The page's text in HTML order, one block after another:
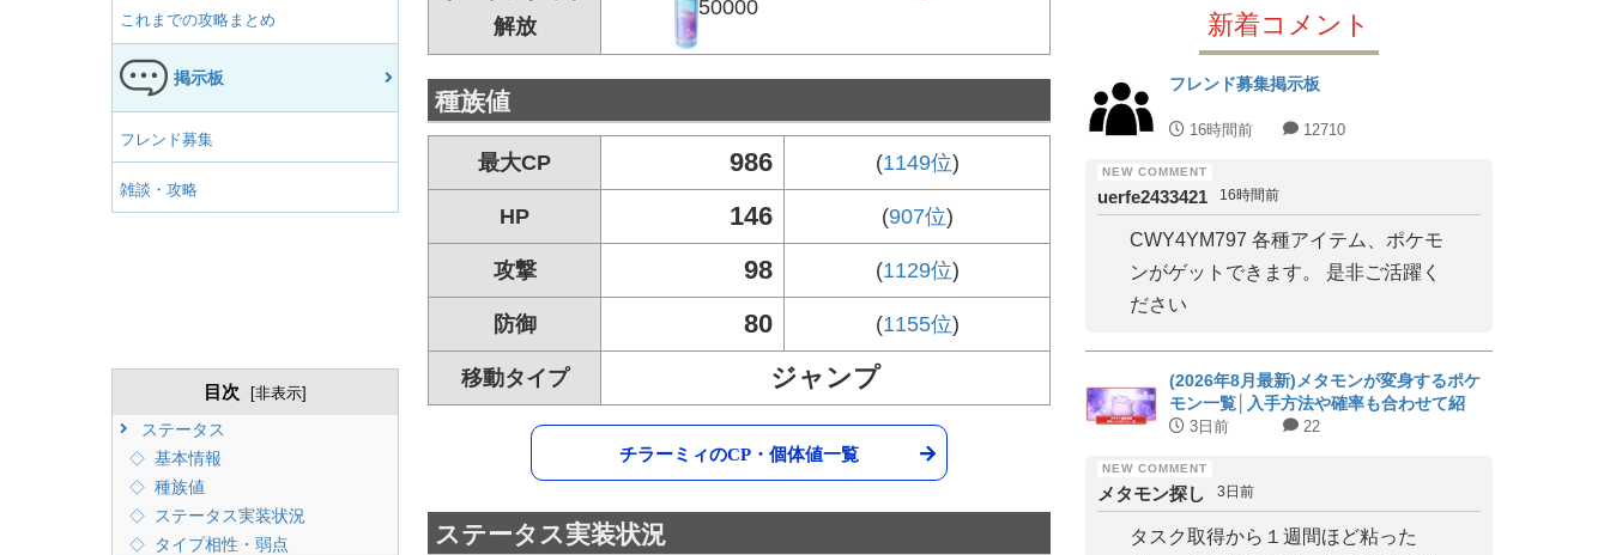
これまでの攻略まとめ
掲示板
フレンド募集
雑談・攻略
目次 [非表示]
ステータス
基本情報
種族値
ステータス実装状況
タイプ相性・弱点
解放
50000
種族値
最大CP 986 (1149位)
HP 146 (907位)
攻撃 98 (1129位)
防御 80 (1155位)
移動タイプ ジャンプ
チラーミィのCP・個体値一覧
ステータス実装状況
新着コメント
フレンド募集掲示板
16時間前 12710
uerfe2433421 16時間前
CWY4YM797 各種アイテム、ポケモ
ンがゲットできます。 是非ご活躍く
ださい
(2026年8月最新)メタモンが変身するポケ
モン一覧│入手方法や確率も合わせて紹
介！3日前 22
メタモン探し 3日前
タスク取得から１週間ほど粘った